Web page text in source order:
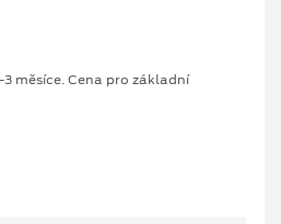
měsíce. Cena pro základní